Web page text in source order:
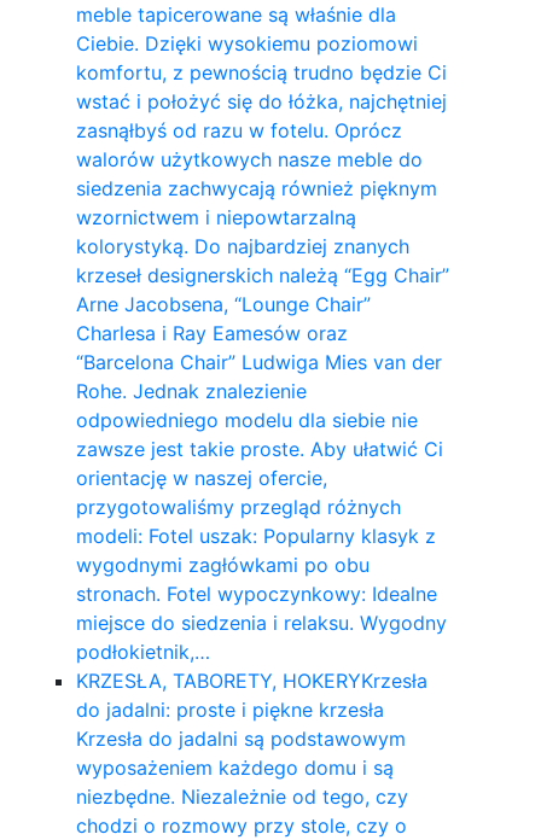
meble tapicerowane są właśnie dla
Ciebie. Dzięki wysokiemu poziomowi
komfortu, z pewnością trudno będzie Ci
wstać i położyć się do łóżka, najchętniej
zasnąłbyś od razu w fotelu. Oprócz
walorów użytkowych nasze meble do
siedzenia zachwycają również pięknym
wzornictwem i niepowtarzalną
kolorystyką. Do najbardziej znanych
krzeseł designerskich należą “Egg Chair”
Arne Jacobsena, “Lounge Chair”
Charlesa i Ray Eamesów oraz
“Barcelona Chair” Ludwiga Mies van der
Rohe. Jednak znalezienie
odpowiedniego modelu dla siebie nie
zawsze jest takie proste. Aby ułatwić Ci
orientację w naszej ofercie,
przygotowaliśmy przegląd różnych
modeli: Fotel uszak: Popularny klasyk z
wygodnymi zagłówkami po obu
stronach. Fotel wypoczynkowy: Idealne
miejsce do siedzenia i relaksu. Wygodny
podłokietnik,…
KRZESŁA, TABORETY, HOKERYKrzesła
do jadalni: proste i piękne krzesła
Krzesła do jadalni są podstawowym
wyposażeniem każdego domu i są
niezbędne. Niezależnie od tego, czy
chodzi o rozmowy przy stole, czy o